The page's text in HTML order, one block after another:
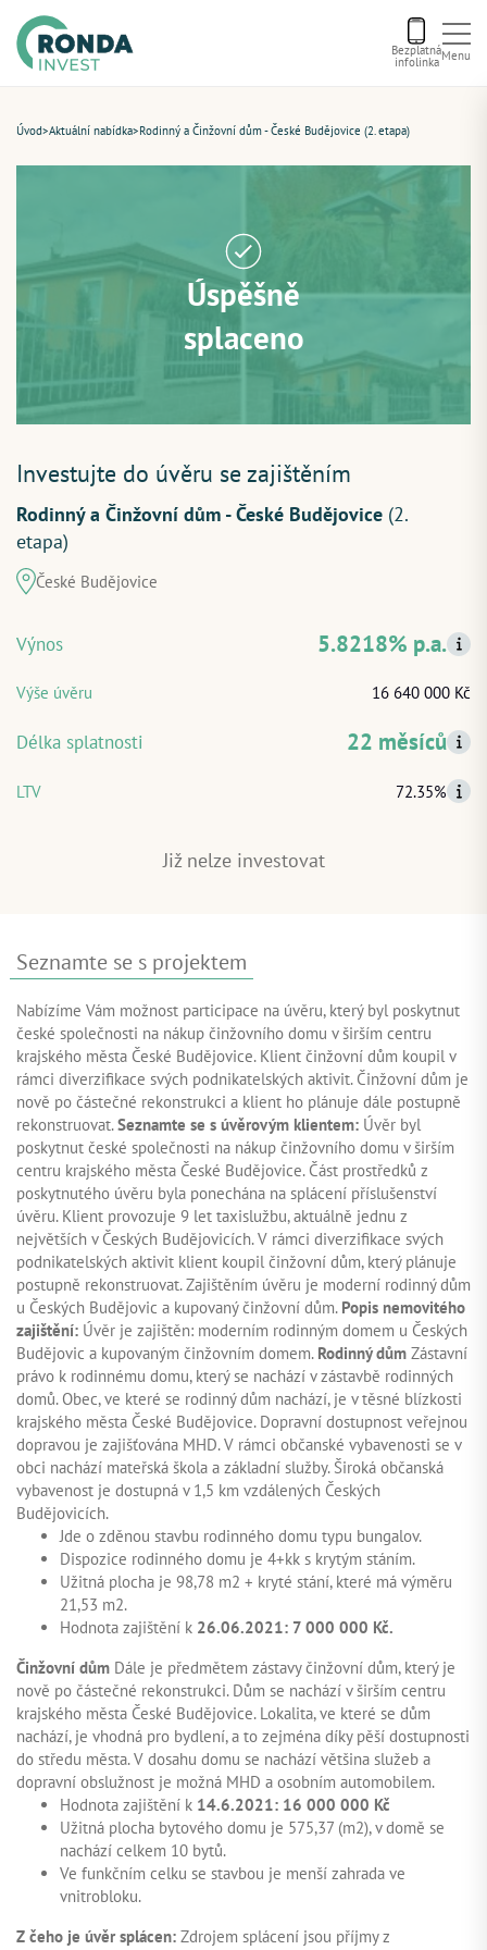
Úvod
Aktuální nabídka
O nás
Financování
Bezplatná
infolinka Menu
Úvod>Aktuální nabídka>Rodinný a Činžovní dům - České Budějovice (2. etapa)
Úspěšně
splaceno
Investujte do úvěru se zajištěním
Rodinný a Činžovní dům - České Budějovice (2.
etapa)
České Budějovice
Výnos 5.8218% p.a.
Výše úvěru 16 640 000 Kč
Délka splatnosti 22 měsíců
LTV 72.35%
Již nelze investovat
Seznamte se s projektem
Nabízíme Vám možnost participace na úvěru, který byl poskytnut
české společnosti na nákup činžovního domu v širším centru
krajského města České Budějovice. Klient činžovní dům koupil v
rámci diverzifikace svých podnikatelských aktivit. Činžovní dům je
nově po částečné rekonstrukci a klient ho plánuje dále postupně
rekonstruovat.Seznamte se s úvěrovým klientem: Úvěr byl
poskytnut české společnosti na nákup činžovního domu v širším
centru krajského města České Budějovice. Část prostředků z
poskytnutého úvěru byla ponechána na splácení příslušenství
úvěru. Klient provozuje 9 let taxislužbu, aktuálně jednu z
největších v Českých Budějovicích. V rámci diverzifikace svých
podnikatelských aktivit klient koupil činžovní dům, který plánuje
postupně rekonstruovat. Zajištěním úvěru je moderní rodinný dům
u Českých Budějovic a kupovaný činžovní dům. Popis nemovitého
zajištění: Úvěr je zajištěn: moderním rodinným domem u Českých
Budějovic a kupovaným činžovním domem. Rodinný dům Zástavní
právo k rodinnému domu, který se nachází v zástavbě rodinných
domů. Obec, ve které se rodinný dům nachází, je v těsné blízkosti
krajského města České Budějovice. Dopravní dostupnost veřejnou
dopravou je zajišťována MHD. V rámci občanské vybavenosti se v
obci nachází mateřská škola a základní služby. Široká občanská
vybavenost je dostupná v 1,5 km vzdálených Českých
Budějovicích.
Jde o zděnou stavbu rodinného domu typu bungalov.
Dispozice rodinného domu je 4+kk s krytým stáním.
Užitná plocha je 98,78 m2 + kryté stání, které má výměru
21,53 m2.
Hodnota zajištění k 26.06.2021: 7 000 000 Kč.
Činžovní dům Dále je předmětem zástavy činžovní dům, který je
nově po částečné rekonstrukci. Dům se nachází v širším centru
krajského města České Budějovice. Lokalita, ve které se dům
nachází, je vhodná pro bydlení, a to zejména díky pěší dostupnosti
do středu města. V dosahu domu se nachází většina služeb a
dopravní obslužnost je možná MHD a osobním automobilem.
Hodnota zajištění k 14.6.2021: 16 000 000 Kč
Užitná plocha bytového domu je 575,37 (m2), v domě se
nachází celkem 10 bytů.
Ve funkčním celku se stavbou je menší zahrada ve
vnitrobloku.
Z čeho je úvěr splácen: Zdrojem splácení jsou příjmy z